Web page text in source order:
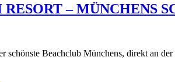
– MÜNCHENS
schönste Beachclub Münchens, direkt an